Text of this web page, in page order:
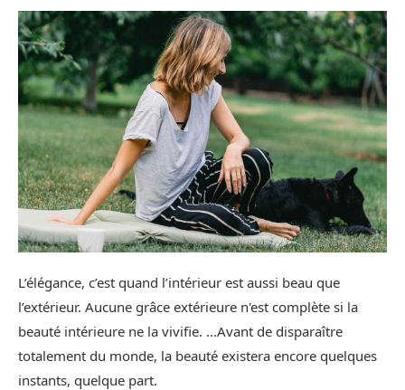
L’élégance, c’est quand l’intérieur est aussi beau que
l’extérieur. Aucune grâce extérieure n'est complète si la
beauté intérieure ne la vivifie. ...Avant de disparaître
totalement du monde, la beauté existera encore quelques
instants, quelque part.